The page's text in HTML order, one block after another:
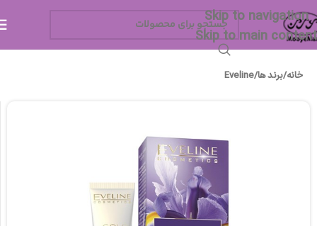
Skip to navigation
Skip to main content
خانه/برند ها/
Eveline